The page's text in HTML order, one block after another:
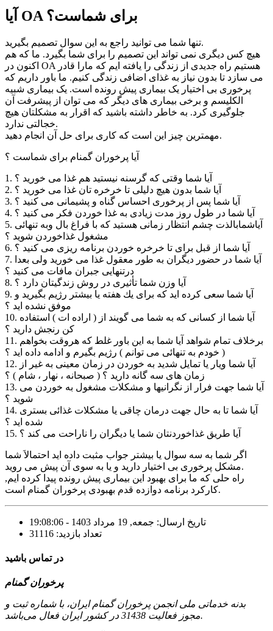
آیا OA برای شماست؟
تنها شما می توانید راجع به این سوال تصمیم بگیرید.
هیچ کس دیگری نمی تواند این تصمیم را برای شما بگیرد. ما که هم
اکنون در OA هستیم راه جدیدی از زندگی را یافته ایم که مارا قادر
می سازد تا بدون نیاز به غذای اضافی زندگی کنیم. ما باور داریم که
پرخوری بی اختیار یک بیماری پیش رونده است. یک بیماری شبیه
الکلیسم و برخی بیماری های دیگر که می توان از پیشرفت آن
جلوگیری کرد. به خاطر داشته باشید که اقرار به مشکلتان هیچ
خجالتی ندارد.
مهمترین چیز این است که کاری برای حل آن انجام دهید.
آیا پرخوران گمنام برای شماست ؟
1. آیا شما وقتی كه گرسنه نیستید هم غذا می خورید ؟
2. آیا شما بدون هیچ دلیلی تا خرخره تان غذا می خورید ؟
3. آیا شما پس از پرخوری احساس گناه و پشیمانی می كنید ؟
4. آیا شما در طول روز مدت زیادی به غذا خوردن فكر می كنید ؟
5. آیاشمابالذت چشم انتظار زمانی هستید كه با فراغ بال وبه تنهائی
مشغول غذاخوردن شوید ؟
6. آیا شما از قبل برای تا خرخره خوردن برنامه ریزی می كنید ؟
7. آیا شما در حضور دیگران به طور معقول غذا می خورید ولی بعدا
درتنهایی جبران مافات می كنید ؟
8. آیا وزن شما تأثیری در روش زندگیتان دارد ؟
9. آیا شما سعی كرده اید كه برای یك هفته یا بیشتر رژیم بگیرید و
موفق نشده اید ؟
10. آیا شما از كسانی كه به شما می گویند از ( اراده ات ) استفاده
كن رنجش دارید ؟
11. برخلاف تمام شواهد آیا شما به این باور غلط كه هروقت بخواهم
( خودم به تنهائی می توانم ) رژیم بگیرم و ادامه داده اید ؟
12. آیا شما ویار یا تمایل شدید به خوردن در زمان معینی به غیر از
زمان های سه گانه دارید ؟ ( صبحانه ، نهار ، شام ) ؟
13. آیا شما جهت فرار از نگرانیها و مشكلات مشغول به خوردن می
شوید ؟
14. آیا شما تا به حال جهت درمان چاقی یا مشكلات غذائی بستری
شده اید ؟
15. آیا طریق غذاخوردنتان شما یا دیگران را ناراحت می كند ؟
اگر شما به سه سوال یا بیشتر جواب مثبت داده اید احتمالاَ شما
مشکل پرخوری بی اختیار دارید و یا به سوی آن پیش می روید.
راه حلی که ما برای بهبود این بیماری پیش رونده پیدا کرده ایم,
کارکرد برنامه دوازده قدم بهبودی پرخوران گمنام است.
تاریخ ارسال: جمعه, 19 مرداد 1403 - 19:08:06
تعداد بازدید: 31116
در تماس باشید
پرخوران گمنام
بدنه خدماتی ملی انجمن پرخوران گمنام ایران، با شماره ثبت و
مجوز فعالیت 31438 در کشور ایران فعال می‌باشد.